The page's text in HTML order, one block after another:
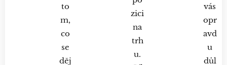
to
m,
co
se
děj
zici
na
trh
u.
vás
opr
avd
u
důl